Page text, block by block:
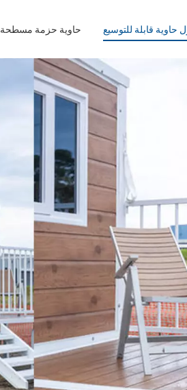
حاوية حزمة مسطحة حاوية قابلة للتوسيع